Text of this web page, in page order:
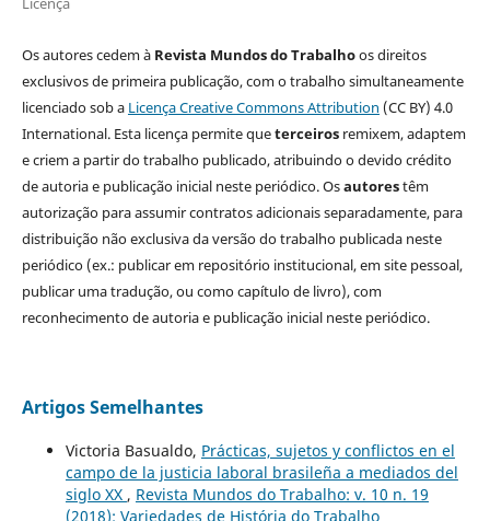
Os autores cedem à Revista Mundos do Trabalhoos direitos
exclusivos de primeira publicação, com o trabalho simultaneamente
licenciado sob a Licença Creative Commons Attribution (CC BY) 4.0
International. Esta licença permite queterceirosremixem, adaptem
e criem a partir do trabalho publicado, atribuindo o devido crédito
de autoria e publicação inicial neste periódico. Osautorestêm
autorização para assumir contratos adicionais separadamente, para
distribuição não exclusiva da versão do trabalho publicada neste
periódico (ex.: publicar em repositório institucional, em site pessoal,
publicar uma tradução, ou como capítulo de livro), com
reconhecimento de autoria e publicação inicial neste periódico.
Artigos Semelhantes
Victoria Basualdo, Prácticas, sujetos y conflictos en el
campo de la justicia laboral brasileña a mediados del
siglo XX , Revista Mundos do Trabalho: v. 10 n. 19
(2018): Variedades de História do Trabalho